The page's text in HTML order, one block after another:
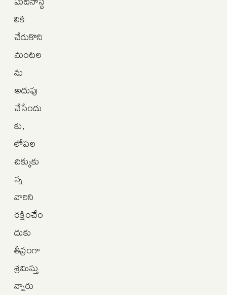
లికి
చేరుకొని
మంటల
ను
అదుపు
చేసేందు
కు,
లోపల
చిక్కుకు
న్న
వారిని
రక్షించేం
దుకు
తీవ్రంగా
శ్రమిస్తు
న్నారు